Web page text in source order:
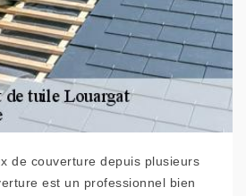
de couverture depuis plusieurs
est un professionnel bien